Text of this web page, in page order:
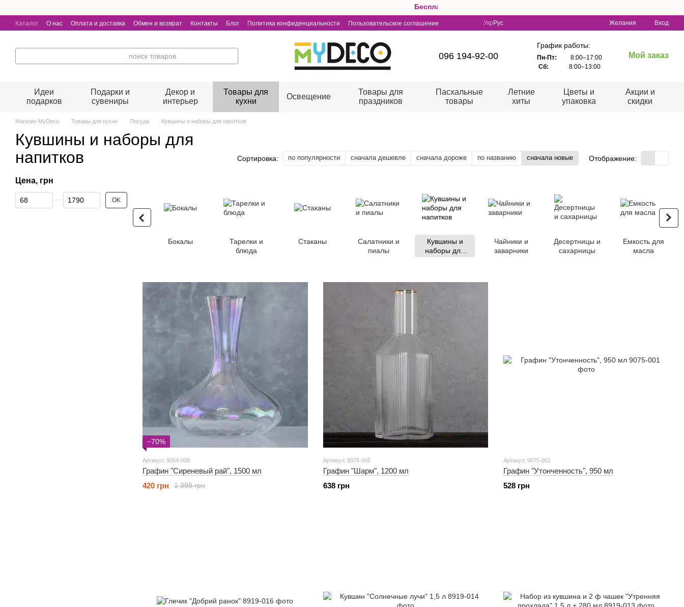
Бесплатная доставка от 1500 грн. при оплате на счет
Каталог О нас Оплата и доставка Обмен и возврат Контакты Блог Политика конфиденциальности Пользовательское соглашение Укр Рус Желания Вход
096 194-92-00
График работы:
Пн-Пт:
8:00–17:00
Сб:
8:00–13:00
Мой заказ
Идеи
подарков
Подарки и
сувениры
Декор и
интерьер
Товары для
кухни
Освещение
Товары для
праздников
Пасхальные
товары
Летние
хиты
Цветы и
упаковка
Акции и
скидки
Магазин MyDeco Товары для кухни Посуда Кувшины и наборы для напитков
Кувшины и наборы для
напитков
Сортировка: по популярности сначала дешевле сначала дороже по названию сначала новые Отображение:
Бокалы
Тарелки и
блюда
Стаканы
Салатники и
пиалы
Кувшины и
наборы для
напитков
Чайники и
заварники
Десертницы и
сахарницы
Емкость для
масла
−70%
Артикул: 9054-008
Графин "Сиреневый рай", 1500 мл
1 398 грн
420 грн
Артикул: 9075-005
Графин "Шарм", 1200 мл
638 грн
Артикул: 9075-001
Графин "Утонченность", 950 мл
528 грн
Цена, грн
От Цена, грн
До Цена, грн OK